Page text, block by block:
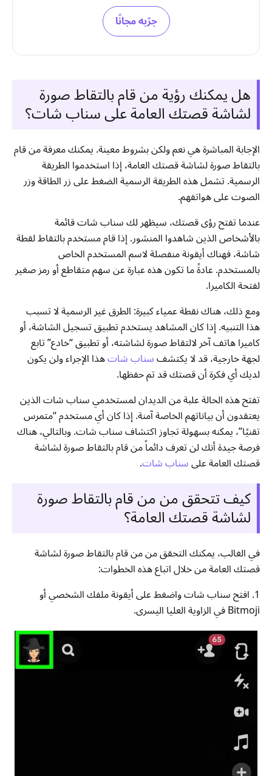
جرّبه مجانًا
هل يمكنك رؤية من قام بالتقاط صورة
لشاشة قصتك العامة على سناب شات؟
الإجابة المباشرة هي نعم ولكن بشروط معينة. يمكنك معرفة من قام
بالتقاط صورة لشاشة قصتك العامة، إذا استخدموا الطريقة
الرسمية. تشمل هذه الطريقة الرسمية الضغط على زر الطاقة وزر
الصوت على هواتفهم.
عندما تفتح رؤى قصتك، سيظهر لك سناب شات قائمة
بالأشخاص الذين شاهدوا المنشور. إذا قام مستخدم بالتقاط لقطة
شاشة، فهناك أيقونة منفصلة لاسم المستخدم الخاص
بالمستخدم. عادةً ما تكون هذه عبارة عن سهم متقاطع أو رمز صغير
لفتحة الكاميرا.
ومع ذلك، هناك نقطة عمياء كبيرة: الطرق غير الرسمية لا تسبب
هذا التنبيه. إذا كان المشاهد يستخدم تطبيق تسجيل الشاشة، أو
كاميرا هاتف آخر لالتقاط صورة لشاشته، أو تطبيق “خادع” تابع
لجهة خارجية، قد لا يكتشفسناب شاتهذا الإجراء ولن يكون
لديك أي فكرة أن قصتك قد تم حفظها.
تفتح هذه الحالة علبة من الديدان لمستخدمي سناب شات الذين
يعتقدون أن بياناتهم الخاصة آمنة. إذا كان أي مستخدم “متمرس
تقنيًا”، يمكنه بسهولة تجاوز اكتشاف سناب شات. وبالتالي، هناك
فرصة جيدة أنك لن تعرف دائماً من قام بالتقاط صورة لشاشة
قصتك العامة علىسناب شات.
كيف تتحقق من من قام بالتقاط صورة
لشاشة قصتك العامة؟
في الغالب، يمكنك التحقق من من قام بالتقاط صورة لشاشة
قصتك العامة من خلال اتباع هذه الخطوات:
1. افتح سناب شات واضغط على أيقونة ملفك الشخصي أو
Bitmoji في الزاوية العليا اليسرى.